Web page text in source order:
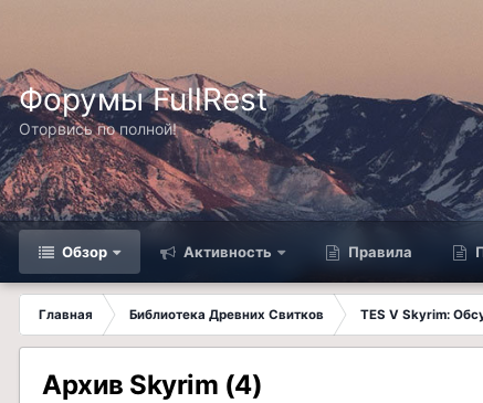
Форумы FullRest
Оторвись по полной!
Обзор Активность Правила
Главная Библиотека Древних Свитков TES V Skyrim:
Архив Skyrim (4)